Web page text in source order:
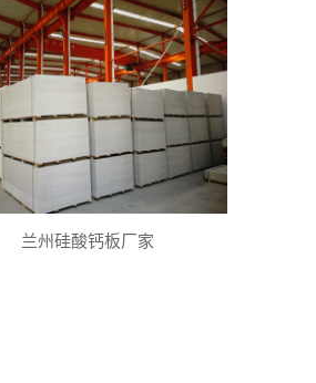
兰州硅酸钙板厂家